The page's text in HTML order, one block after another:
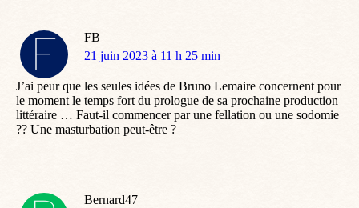
FB
dit
21 juin 2023 à 11 h 25 min
J’ai peur que les seules idées de Bruno Lemaire concernent pour
le moment le temps fort du prologue de sa prochaine production
littéraire … Faut-il commencer par une fellation ou une sodomie
?? Une masturbation peut-être ?
Bernard47